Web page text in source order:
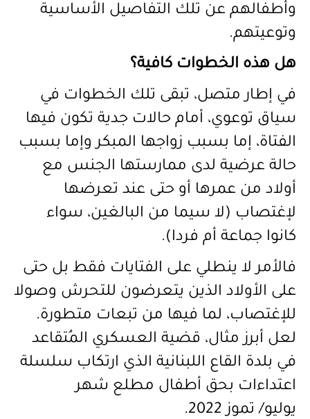
وأطفالهم عن تلك التفاصيل الأساسية
وتوعيتهم.
هل هذه الخطوات كافية؟
في إطار متصل، تبقى تلك الخطوات في
سياق توعوي، أمام حالات جدية تكون فيها
الفتاة، إما بسبب زواجها المبكر وإما بسبب
حالة عرضية لدى ممارستها الجنس مع
أولاد من عمرها أو حتى عند تعرضها
لإغتصاب (لا سيما من البالغين، سواء
كانوا جماعة أم فردا).
فالأمر لا ينطلي على الفتايات فقط بل حتى
على الأولاد الذين يتعرضون للتحرش وصولا
للإغتصاب، لما فيها من تبعات متطورة.
لعل أبرز مثال، قضية العسكري المُتقاعد
في بلدة القاع اللبنانية الذي ارتكاب سلسلة
اعتداءات بحق أطفال مطلع شهر
يوليو/تموز 2022.